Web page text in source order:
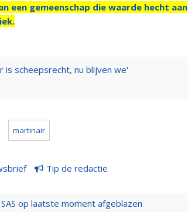
een gemeenschap die waarde hecht aan
is scheepsrecht, nu blijven we'
martinair
Tip de redactie
op laatste moment afgeblazen